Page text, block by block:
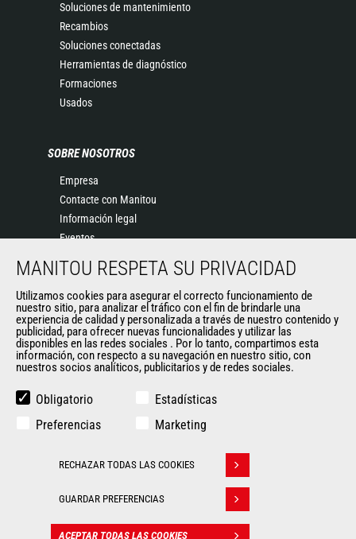
Soluciones de mantenimiento
Recambios
Soluciones conectadas
Herramientas de diagnóstico
Formaciones
Usados
SOBRE NOSOTROS
Empresa
Contacte con Manitou
Información legal
Eventos
Historia
General Terms and Conditions of Sale
OTROS SITIOS DEL GRUPO
Manitou Group
Empleo
RMI Manitou
Edge Attachments
Manitou.com
Información
Politique de protection
des données
MANITOU RESPETA SU PRIVACIDAD
Utilizamos cookies para asegurar el correcto funcionamiento de
nuestro sitio, para analizar el tráfico con el fin de brindarle una
experiencia de calidad y personalizada a través de nuestro contenido y
publicidad, para ofrecer nuevas funcionalidades y utilizar las
disponibles en las redes sociales . Por lo tanto, compartimos esta
información, con respecto a su navegación en nuestro sitio, con
nuestros socios analíticos, publicitarios y de redes sociales.
Obligatorio
Estadísticas
Preferencias
Marketing
RECHAZAR TODAS LAS COOKIES
GUARDAR PREFERENCIAS
ACEPTAR TODAS LAS COOKIES